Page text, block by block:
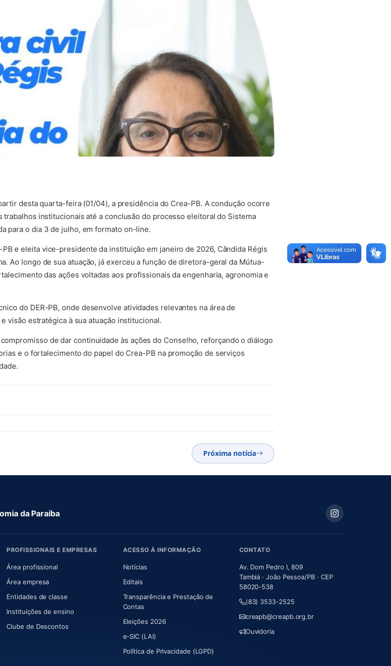
desta quarta-feira (01/04), a presidência do Crea-PB. A condução ocorre
institucionais até a conclusão do processo eleitoral do Sistema
para o dia 3 de julho, em formato on-line.
e eleita vice-presidente da instituição em janeiro de 2026, Cândida Régis
Ao longo de sua atuação, já exerceu a função de diretora-geral da Mútua-
das ações voltadas aos profissionais da engenharia, agronomia e
do DER-PB, onde desenvolve atividades relevantes na área de
visão estratégica à sua atuação institucional.
de dar continuidade às ações do Conselho, reforçando o diálogo
e o fortalecimento do papel do Crea-PB na promoção de serviços
Próxima notícia
da Paraíba
PROFISSIONAIS E EMPRESAS
Área profissional
Área empresa
Entidades de classe
Instituições de ensino
Clube de Descontos
ACESSO À INFORMAÇÃO
Notícias
Editais
Transparência e Prestação de
Contas
Eleições 2026
e-SIC (LAI)
Política de Privacidade (LGPD)
CONTATO
Av. Dom Pedro I, 809
Tambiá · João Pessoa/PB · CEP
58020-538
(83) 3533-2525
creapb@creapb.org.br
Ouvidoria